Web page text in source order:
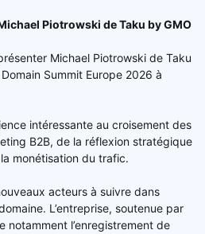
Piotrowski de Taku by GMO
Michael Piotrowski de Taku
Summit Europe 2026 à
intéressante au croisement des
B2B, de la réflexion stratégique
monétisation du trafic.
acteurs à suivre dans
L’entreprise, soutenue par
notamment l’enregistrement de